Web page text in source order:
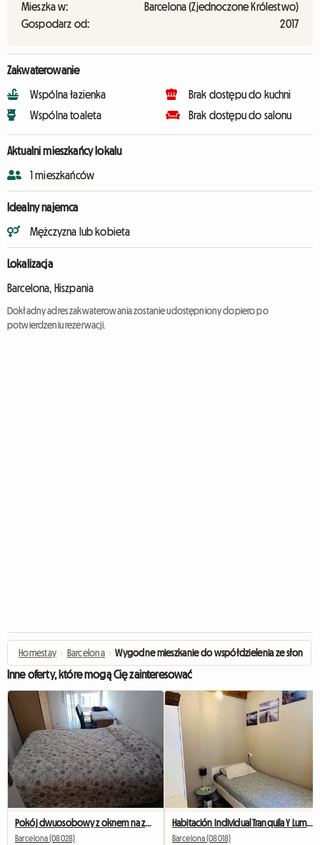
Mieszka w:
Barcelona (Zjednoczone Królestwo)
Gospodarz od:
2017
Zakwaterowanie
Wspólna łazienka
Wspólna toaleta
Brak dostępu do kuchni
Brak dostępu do salonu
Aktualni mieszkańcy lokalu
1 mieszkańców
Idealny najemca
Mężczyzna lub kobieta
Lokalizacja
Barcelona, Hiszpania
Dokładny adres zakwaterowania zostanie udostępniony dopiero po
potwierdzeniu rezerwacji.
Homestay › Barcelona › Wygodne mieszkanie do współdzielenia ze
Inne oferty, które mogą Cię zainteresować
Pokój dwuosobowy z oknem na zewnątrz naprzeciwko Camp Nou
Barcelona (08028)
Habitación Individual Tranquila Y Luminosa
Barcelona (08018)